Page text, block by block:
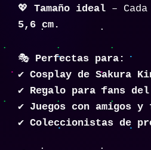
💖 Tamaño ideal –
5,6 cm.
🎭 Perfectas para:
✔️ Cosplay de Sakura
✔️ Regalo para fans del
✔️ Juegos con amigos
✔️ Coleccionistas de